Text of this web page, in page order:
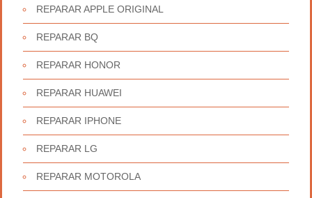
REPARAR APPLE ORIGINAL
REPARAR BQ
REPARAR HONOR
REPARAR HUAWEI
REPARAR IPHONE
REPARAR LG
REPARAR MOTOROLA